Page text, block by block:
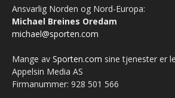
Ansvarlig Norden og Nord-Europa:
Michael Breines Oredam
michael@sporten.com
Mange av Sporten.com sine tjenester er
Appelsin Media AS
Firmanummer: 928 501 566